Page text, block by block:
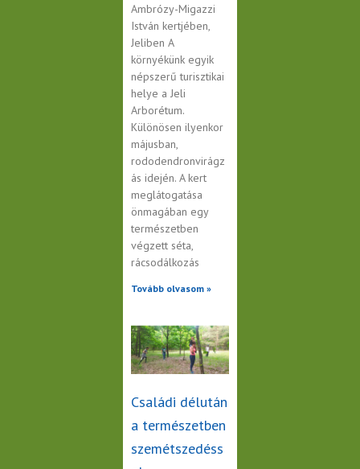
Ambrózy-Migazzi
István kertjében,
Jeliben A
környékünk egyik
népszerű turisztikai
helye a Jeli
Arborétum.
Különösen ilyenkor
májusban,
rododendronvirágz
ás idején. A kert
meglátogatása
önmagában egy
természetben
végzett séta,
rácsodálkozás
Tovább olvasom »
Családi délután
a természetben
szemétszedéss